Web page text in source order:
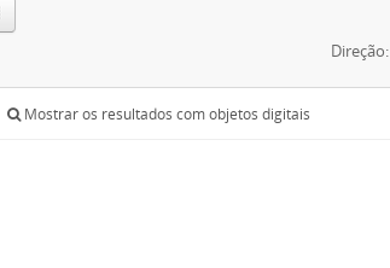
Direção:
Mostrar os resultados com objetos digitais